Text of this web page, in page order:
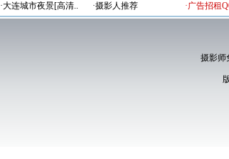
·大连城市夜景[高清..
·摄影人推荐 ·广告招租
摄影师